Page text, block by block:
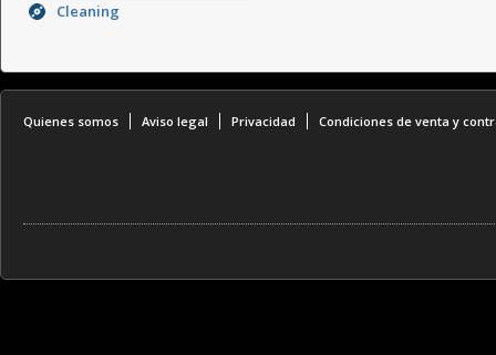
Cleaning
Quienes somos Aviso legal Privacidad Condiciones de venta y